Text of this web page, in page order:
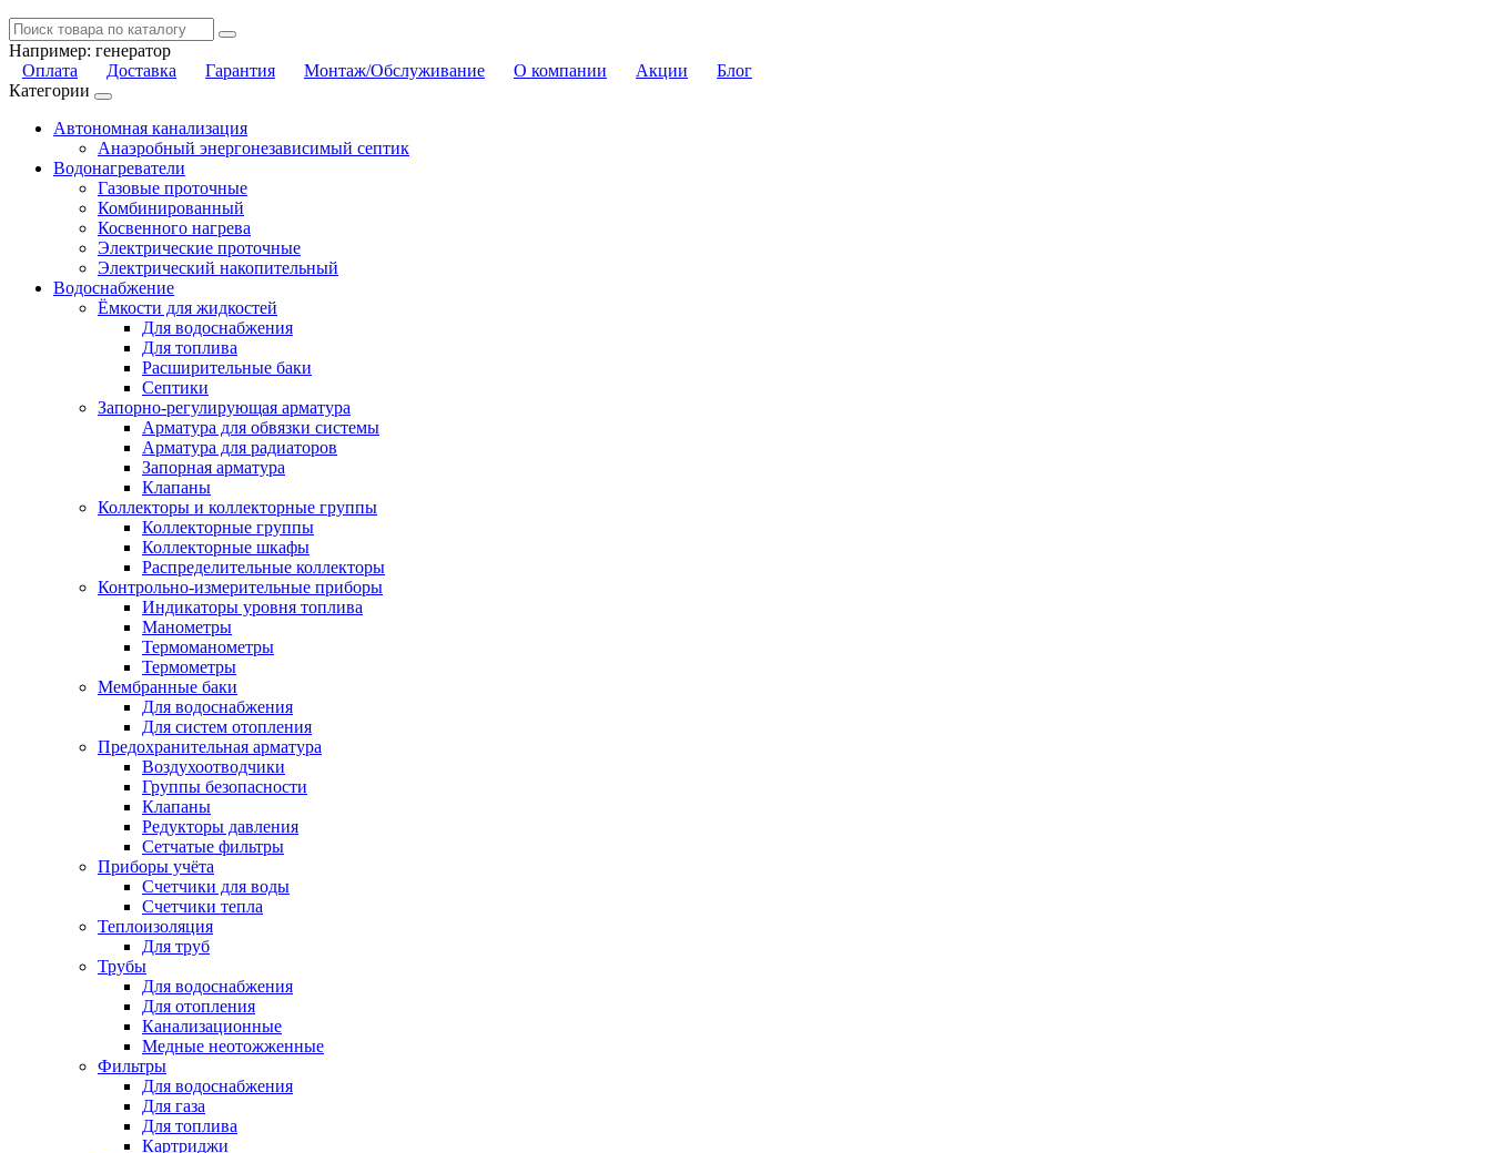
Например: генератор
Оплата
Доставка Гарантия Монтаж/Обслуживание О компании Акции
Блог
Категории
Автономная канализация
Анаэробный энергонезависимый септик
Водонагреватели
Газовые проточные
Комбинированный
Косвенного нагрева
Электрические проточные
Электрический накопительный
Водоснабжение
Ёмкости для жидкостей
Для водоснабжения
Для топлива
Расширительные баки
Септики
Запорно-регулирующая арматура
Арматура для обвязки системы
Арматура для радиаторов
Запорная арматура
Клапаны
Коллекторы и коллекторные группы
Коллекторные группы
Коллекторные шкафы
Распределительные коллекторы
Контрольно-измерительные приборы
Индикаторы уровня топлива
Манометры
Термоманометры
Термометры
Мембранные баки
Для водоснабжения
Для систем отопления
Предохранительная арматура
Воздухоотводчики
Группы безопасности
Клапаны
Редукторы давления
Сетчатые фильтры
Приборы учёта
Счетчики для воды
Счетчики тепла
Теплоизоляция
Для труб
Трубы
Для водоснабжения
Для отопления
Канализационные
Медные неотожженные
Фильтры
Для водоснабжения
Для газа
Для топлива
Картриджи